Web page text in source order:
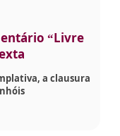
“Livre
a clausura